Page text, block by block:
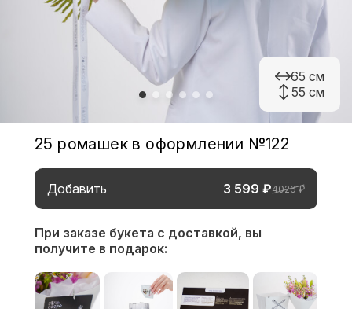
65 см
55 см
25 ромашек в оформлении №122
Добавить 3 599 ₽4026 ₽
При заказе букета с доставкой, вы
получите в подарок: